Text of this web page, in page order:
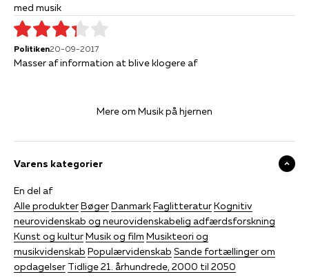
med musik
Politiken20-09-2017
Masser af information at blive klogere af
Mere om Musik på hjernen
Varens kategorier
En del af
Alle produkterBøgerDanmarkFaglitteraturKognitiv
neurovidenskab og neurovidenskabelig adfærdsforskning
Kunst og kulturMusik og film Musikteori og
musikvidenskab Populærvidenskab Sande fortællinger om
opdagelser Tidlige 21. århundrede, 2000 til 2050